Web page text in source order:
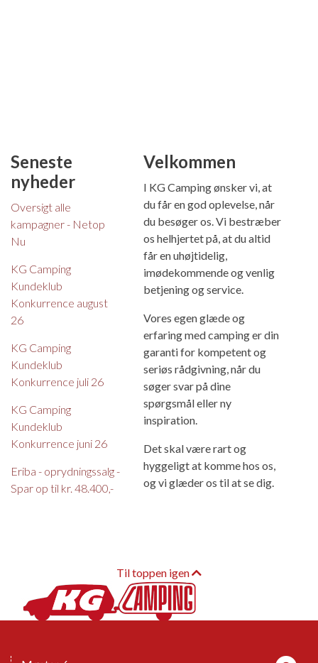
Seneste
nyheder
Oversigt alle
kampagner - Netop
Nu
KG Camping
Kundeklub
Konkurrence august
26
KG Camping
Kundeklub
Konkurrence juli 26
KG Camping
Kundeklub
Konkurrence juni 26
Eriba - oprydningssalg -
Spar op til kr. 48.400,-
Velkommen
I KG Camping ønsker vi, at
du får en god oplevelse, når
du besøger os. Vi bestræber
os helhjertet på, at du altid
får en uhøjtidelig,
imødekommende og venlig
betjening og service.
Vores egen glæde og
erfaring med camping er din
garanti for kompetent og
seriøs rådgivning, når du
søger svar på dine
spørgsmål eller ny
inspiration.
Det skal være rart og
hyggeligt at komme hos os,
og vi glæder os til at se dig.
Til toppen igen